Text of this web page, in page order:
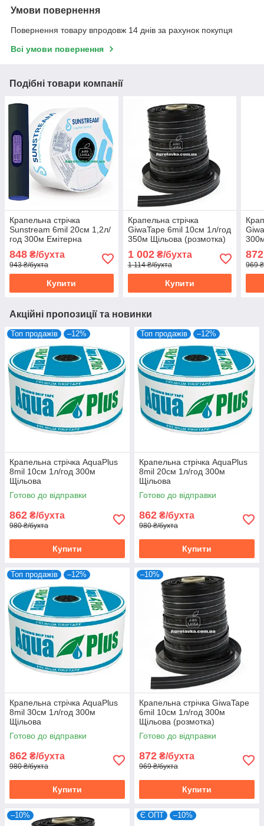
Умови повернення
Повернення товару впродовж 14 днів за рахунок покупця
Всі умови повернення
Подібні товари компанії
Крапельна стрічка
Sunstream 6mil 20см 1,2л/
год 300м Емітерна
848 ₴/бухта
943 ₴/бухта
Купити
Крапельна стрічка
GiwaTape 6mil 10см 1л/год
350м Щільова (розмотка)
1 002₴/бухта
1 114 ₴/бухта
Купити
872
969
Акційні пропозиції та новинки
Топ продажів –12%
Крапельна стрічка AquaPlus
8mil 10см 1л/год 300м
Щільова
Готово до відправки
862 ₴/бухта
980 ₴/бухта
Купити
Топ продажів –12%
Крапельна стрічка AquaPlus
8mil 20см 1л/год 300м
Щільова
Готово до відправки
862 ₴/бухта
980 ₴/бухта
Купити
Топ продажів –12%
Крапельна стрічка AquaPlus
8mil 30см 1л/год 300м
Щільова
Готово до відправки
862 ₴/бухта
980 ₴/бухта
Купити
–10%
Крапельна стрічка GiwaTape
6mil 10см 1л/год 300м
Щільова (розмотка)
Готово до відправки
872 ₴/бухта
969 ₴/бухта
Купити
–10% Є ОПТ –10%